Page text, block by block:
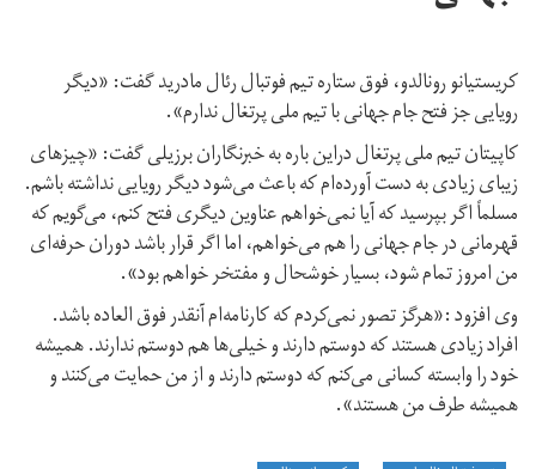
کریستیانو رونالدو، فوق ستاره تیم فوتبال رئال مادرید گفت: «دیگر
رویایی جز فتح جام جهانی با تیم ملی پرتغال ندارم».
کاپیتان تیم ملی پرتغال دراین باره به خبرنگاران برزیلی گفت: «چیزهای
زیبای زیادی به دست آورده‌ام که باعث می‌شود دیگر رویایی نداشته باشم.
مسلماً اگر بپرسید که آیا نمی‌خواهم عناوین دیگری فتح کنم، می‌گویم که
قهرمانی در جام جهانی را هم می‌خواهم، اما اگر قرار باشد دوران حرفه‌ای
من امروز تمام شود، بسیار خوشحال و مفتخر خواهم بود».
وی افزود :«هرگز تصور نمی‌کردم که کارنامه‌ام آنقدر فوق العاده باشد.
افراد زیادی هستند که دوستم دارند و خیلی‌ها هم دوستم ندارند. همیشه
خود را وابسته کسانی می‌کنم که دوستم دارند و از من حمایت می‌کنند و
همیشه طرف من هستند».